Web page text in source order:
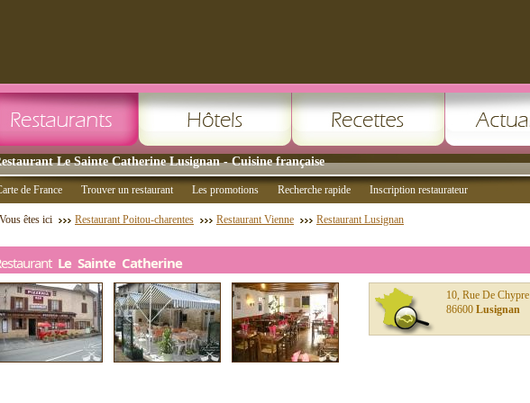
Le Sainte Catherine Lusignan - Cuisine française
de France Trouver un restaurant Les promotions Recherche rapide Inscription restaurateur
Vous êtes ici Restaurant Poitou-charentes Restaurant Vienne Restaurant Lusignan
Le Sainte Catherine
10, Rue De Chypre
86600 Lusignan